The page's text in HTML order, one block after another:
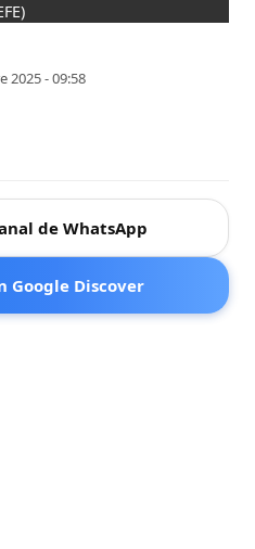
2025 - 09:58
de WhatsApp
Google Discover